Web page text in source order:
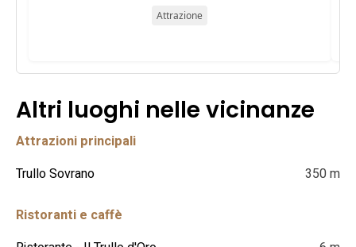
Attrazione
Altri luoghi nelle vicinanze
Attrazioni principali
Trullo Sovrano
350 m
Ristoranti e caffè